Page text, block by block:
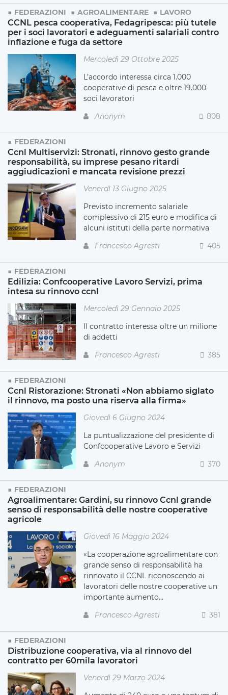
FEDERAZIONI AGROALIMENTARE LAVORO
CCNL pesca cooperativa, Fedagripesca: più tutele
per i soci lavoratori e adeguamenti salariali contro
inflazione e fuga da settore
Mercoledì 29 Ottobre 2025
L’accordo interessa circa 1.000
cooperative di pesca e oltre 19.000
soci lavoratori
Anonym
808
FEDERAZIONI
Ccnl Multiservizi: Stronati, rinnovo gesto grande
responsabilità, su imprese pesano ritardi
aggiudicazioni e mancata revisione prezzi
Venerdì 13 Giugno 2025
Previsto incremento salariale
complessivo di 215 euro e modifica di
alcuni istituti della parte normativa
Francesco Agresti
405
FEDERAZIONI
Edilizia: Confcooperative Lavoro Servizi, prima
intesa su rinnovo ccnl
Mercoledì 29 Gennaio 2025
Il contratto interessa oltre un milione
di addetti
Francesco Agresti
385
FEDERAZIONI
Ccnl Ristorazione: Stronati «Non abbiamo siglato
il rinnovo, ma posto una riserva alla firma»
Giovedì 6 Giugno 2024
La puntualizzazione del presidente di
Confcooperative Lavoro e Servizi
Anonym
370
FEDERAZIONI
Agroalimentare: Gardini, su rinnovo Ccnl grande
senso di responsabilità delle nostre cooperative
agricole
Giovedì 16 Maggio 2024
«La cooperazione agroalimentare con
grande senso di responsabilità ha
rinnovato il CCNL riconoscendo ai
lavoratori delle nostre cooperative un
importante aumento...
Francesco Agresti
381
FEDERAZIONI
Distribuzione cooperativa, via al rinnovo del
contratto per 60mila lavoratori
Venerdì 29 Marzo 2024